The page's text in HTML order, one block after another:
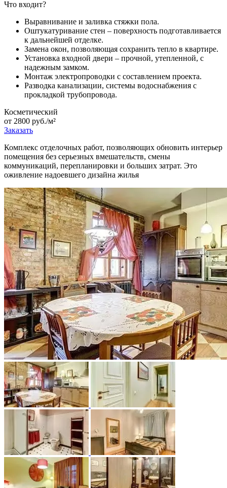
Что входит?
Выравнивание и заливка стяжки пола.
Оштукатуривание стен – поверхность подготавливается
к дальнейшей отделке.
Замена окон, позволяющая сохранить тепло в квартире.
Установка входной двери – прочной, утепленной, с
надежным замком.
Монтаж электропроводки с составлением проекта.
Разводка канализации, системы водоснабжения с
прокладкой трубопровода.
Косметический
от 2800 руб./м²
Заказать
Комплекс отделочных работ, позволяющих обновить интерьер
помещения без серьезных вмешательств, смены
коммуникаций, перепланировки и больших затрат. Это
оживление надоевшего дизайна жилья